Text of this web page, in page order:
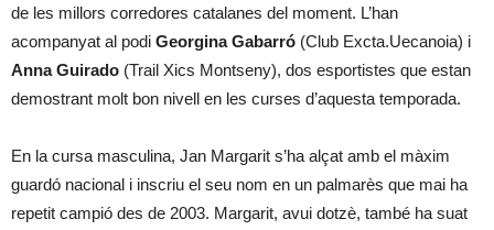
de les millors corredores catalanes del moment. L’han
acompanyat al podi Georgina Gabarró (Club Excta.Uecanoia) i
Anna Guirado (Trail Xics Montseny), dos esportistes que estan
demostrant molt bon nivell en les curses d’aquesta temporada.
En la cursa masculina, Jan Margarit s’ha alçat amb el màxim
guardó nacional i inscriu el seu nom en un palmarès que mai ha
repetit campió des de 2003. Margarit, avui dotzè, també ha suat